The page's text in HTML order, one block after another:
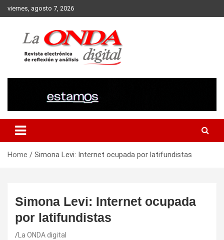
Skip
to
viernes, agosto 7, 2026
Home Simona Levi: Internet ocupada por latifundistas
Simona Levi: Internet ocupada
por latifundistas
La ONDA digital